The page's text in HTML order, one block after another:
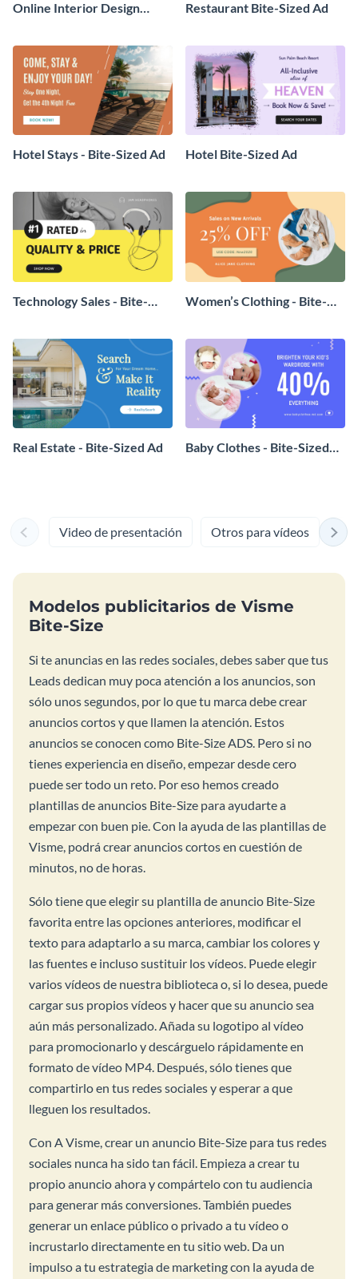
Online Interior Design
Restaurant Bite-Sized Ad
Hotel Stays - Bite-Sized Ad Hotel Bite-Sized Ad
Technology Sales - Bite-
Women’s Clothing - Bite-
Real Estate - Bite-Sized Ad
Baby Clothes - Bite-Sized
Video de presentación Otros para vídeos
Modelos publicitarios de Visme
Bite-Size
Si te anuncias en las redes sociales, debes saber que tus
Leads dedican muy poca atención a los anuncios, son
sólo unos segundos, por lo que tu marca debe crear
anuncios cortos y que llamen la atención. Estos
anuncios se conocen como Bite-Size ADS. Pero si no
tienes experiencia en diseño, empezar desde cero
puede ser todo un reto. Por eso hemos creado
plantillas de anuncios Bite-Size para ayudarte a
empezar con buen pie. Con la ayuda de las plantillas de
Visme, podrá crear anuncios cortos en cuestión de
minutos, no de horas.
Sólo tiene que elegir su plantilla de anuncio Bite-Size
favorita entre las opciones anteriores, modificar el
texto para adaptarlo a su marca, cambiar los colores y
las fuentes e incluso sustituir los vídeos. Puede elegir
varios vídeos de nuestra biblioteca o, si lo desea, puede
cargar sus propios vídeos y hacer que su anuncio sea
aún más personalizado. Añada su logotipo al vídeo
para promocionarlo y descárguelo rápidamente en
formato de vídeo MP4. Después, sólo tienes que
compartirlo en tus redes sociales y esperar a que
lleguen los resultados.
Con A Visme, crear un anuncio Bite-Size para tus redes
sociales nunca ha sido tan fácil. Empieza a crear tu
propio anuncio ahora y compártelo con tu audiencia
para generar más conversiones. También puedes
generar un enlace público o privado a tu vídeo o
incrustarlo directamente en tu sitio web. Da un
impulso a tu estrategia de marketing con la ayuda de